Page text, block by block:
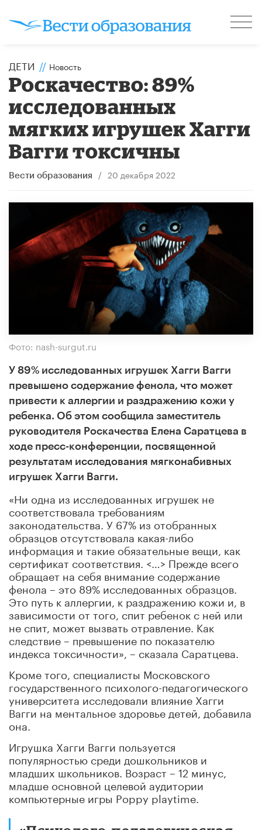
ДЕТИ // Новость
Роскачество: 89%
исследованных
мягких игрушек Хагги
Вагги токсичны
Вести образования / 20 декабря 2022
Фото: nash-surgut.ru
У 89% исследованных игрушек Хагги Вагги
превышено содержание фенола, что может
привести к аллергии и раздражению кожи у
ребенка. Об этом сообщила заместитель
руководителя Роскачества Елена Саратцева в
ходе пресс-конференции, посвященной
результатам исследования мягконабивных
игрушек Хагги Вагги.
«Ни одна из исследованных игрушек не
соответствовала требованиям
законодательства. У 67% из отобранных
образцов отсутствовала какая-либо
информация и такие обязательные вещи, как
сертификат соответствия. <…> Прежде всего
обращает на себя внимание содержание
фенола – это 89% исследованных образцов.
Это путь к аллергии, к раздражению кожи и, в
зависимости от того, спит ребенок с ней или
не спит, может вызвать отравление. Как
следствие – превышение по показателю
индекса токсичности», – сказала Саратцева.
Кроме того, специалисты Московского
государственного психолого-педагогического
университета исследовали влияние Хагги
Вагги на ментальное здоровье детей, добавила
она.
Игрушка Хагги Вагги пользуется
популярностью среди дошкольников и
младших школьников. Возраст – 12 минус,
младше основной целевой аудитории
компьютерные игры Poppy playtime.